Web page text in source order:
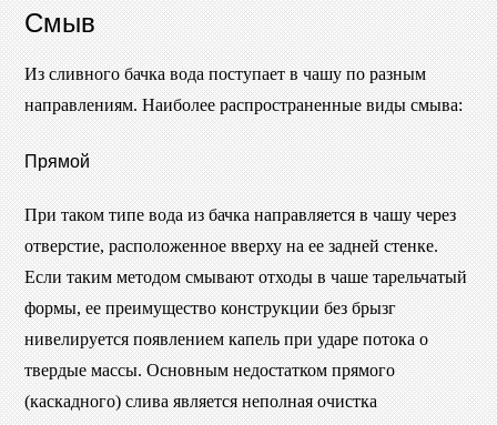
Смыв
Из сливного бачка вода поступает в чашу по разным
направлениям. Наиболее распространенные виды смыва:
Прямой
При таком типе вода из бачка направляется в чашу через
отверстие, расположенное вверху на ее задней стенке.
Если таким методом смывают отходы в чаше тарельчатый
формы, ее преимущество конструкции без брызг
нивелируется появлением капель при ударе потока о
твердые массы. Основным недостатком прямого
(каскадного) слива является неполная очистка